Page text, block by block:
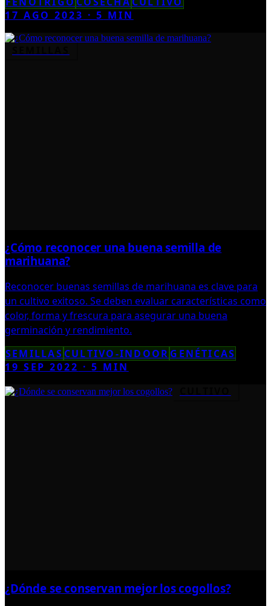
17 AGO 2023 ·5 MIN
¿Cómo reconocer una buena semilla de
marihuana?
Reconocer buenas semillas de marihuana es clave para
un cultivo exitoso. Se deben evaluar características como
color, forma y frescura para asegurar una buena
germinación y rendimiento.
SEMILLAS CULTIVO-INDOOR GENÉTICAS
19 SEP 2022 ·5 MIN
¿Dónde se conservan mejor los cogollos?